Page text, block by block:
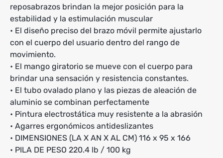
reposabrazos brindan la mejor posición para la
estabilidad y la estimulación muscular
• El diseño preciso del brazo móvil permite ajustarlo
con el cuerpo del usuario dentro del rango de
movimiento.
• El mango giratorio se mueve con el cuerpo para
brindar una sensación y resistencia constantes.
• El tubo ovalado plano y las piezas de aleación de
aluminio se combinan perfectamente
• Pintura electrostática muy resistente a la abrasión
• Agarres ergonómicos antideslizantes
• DIMENSIONES (LA X AN X AL CM) 116 x 95 x 166
• PILA DE PESO 220.4 lb / 100 kg